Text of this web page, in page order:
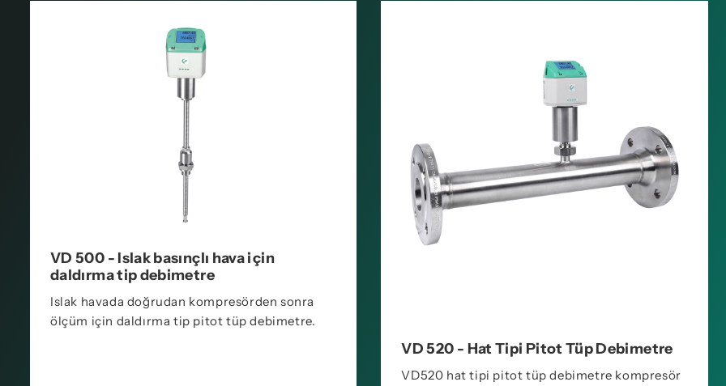
VD 500 - Islak basınçlı hava için
daldırma tip debimetre
Islak havada doğrudan kompresörden sonra
ölçüm için daldırma tip pitot tüp debimetre.
VD 520 - Hat Tipi Pitot Tüp Debimetre
VD520 hat tipi pitot tüp debimetre kompresör